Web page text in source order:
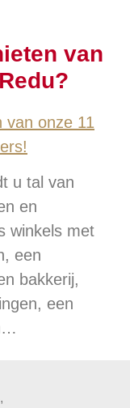
van
van onze 11
u tal van
en
winkels met
een
bakkerij,
een